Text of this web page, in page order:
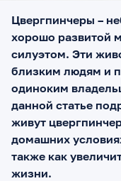
Цвергпинчеры –
хорошо развитой
силуэтом. Эти
близким людям и
одиноким
данной статье
живут
домашних
также как
жизни.